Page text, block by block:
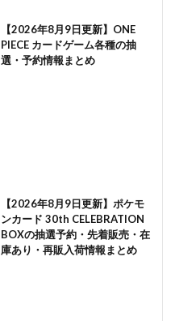
【2026年8月9日更新】ONE
PIECE カードゲーム各種の抽
選・予約情報まとめ
【2026年8月9日更新】ポケモ
ンカード 30th CELEBRATION
BOXの抽選予約・先着販売・在
庫あり・再販入荷情報まとめ